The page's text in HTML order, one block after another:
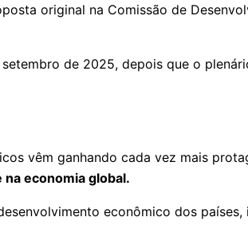
original na Comissão de
de 2025, depois que o
vêm ganhando cada vez mais
na economia global.
econômico dos